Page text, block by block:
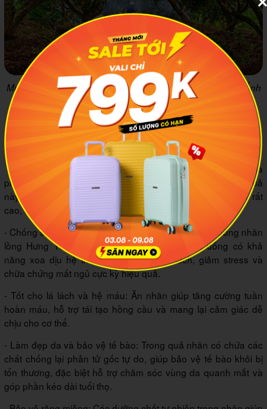
Mua nhãn chín người dân Hưng Yên lại vô cùng bận rộn. Ảnh
minh họa: Banquanlyditichhy
3 Những giá trị sức khỏe tuyệt vời từ
trái nhãn lồng
Qua những câu chuyện chia sẻ từ người dân địa
phương và tìm hiểu thêm trên internet, mình mới biết thức quả
này chứa hàm lượng dinh dưỡng và công dụng trị bệnh rất
cao, cực kỳ tốt cho cơ thể:
- Chống suy nhược thần kinh: Nhờ tính ấm, vị ngọt, dùng nhãn
lồng Hưng Yên khô nấu chè hoặc hãm nước uống có khả
năng xoa dịu hệ thần kinh gần tim và lách, giảm stress và
chữa chứng mất ngủ cực kỳ hiệu quả.
- Tốt cho lá lách và hệ máu: Ăn nhãn giúp tăng cường tuần
hoàn máu, hỗ trợ tái tạo hồng cầu và mang lại cảm giác dễ
chịu cho cơ thể.
- Làm đẹp da và bảo vệ tế bào: Trong quả nhãn có chứa các
chất chống lại phân tử gốc tự do, giúp bảo vệ tế bào khỏi bị
tổn thương, đặc biệt hỗ trợ chăm sóc vùng da quanh mắt và
góp phần kéo dài tuổi thọ.